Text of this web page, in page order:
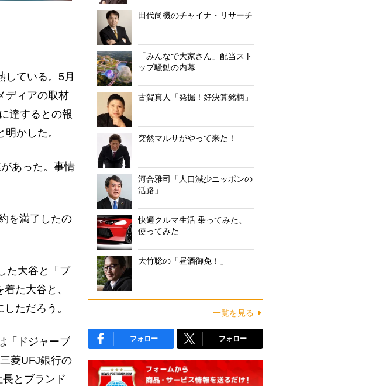
ている。5月
ディアの取材
達するとの報
かした。
あった。事情
を満了したの
た大谷と「ブ
た大谷と、
ただろう。
「ドジャーブ
菱UFJ銀行の
とブランド
田代尚機のチャイナ・リサーチ
「みんなで大家さん」配当スト
ップ騒動の内幕
古賀真人「発掘！好決算銘柄」
突然マルサがやって来た！
河合雅司「人口減少ニッポンの
活路」
快適クルマ生活 乗ってみた、
使ってみた
大竹聡の「昼酒御免！」
一覧を見る
フォロー フォロー